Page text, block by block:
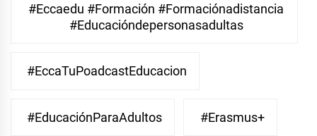
#eccaedu #formación #formaciónadistancia
#educacióndepersonasadultas
#EccaTuPoadcastEducacion
#EducaciónParaAdultos #Erasmus+